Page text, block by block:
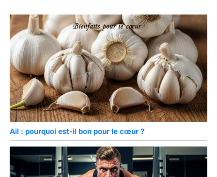
Ail : pourquoi est-il bon pour le cœur ?